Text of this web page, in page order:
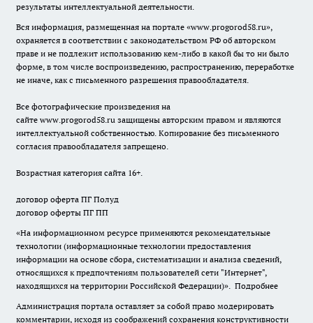
результаты интеллектуальной деятельности.
Вся информация, размещенная на портале «www.progorod58.ru»,
охраняется в соответствии с законодательством РФ об авторском
праве и не подлежит использованию кем-либо в какой бы то ни было
форме, в том числе воспроизведению, распространению, переработке
не иначе, как с письменного разрешения правообладателя.
Все фотографические произведения на
сайте www.progorod58.ru защищены авторским правом и являются
интеллектуальной собственностью. Копирование без письменного
согласия правообладателя запрещено.
Возрастная категория сайта 16+.
договор оферта ПГ Полуд
договор оферты ПГ ПП
«На информационном ресурсе применяются рекомендательные
технологии (информационные технологии предоставления
информации на основе сбора, систематизации и анализа сведений,
относящихся к предпочтениям пользователей сети "Интернет",
находящихся на территории Российской Федерации)». Подробнее
Администрация портала оставляет за собой право модерировать
комментарии, исходя из соображений сохранения конструктивности